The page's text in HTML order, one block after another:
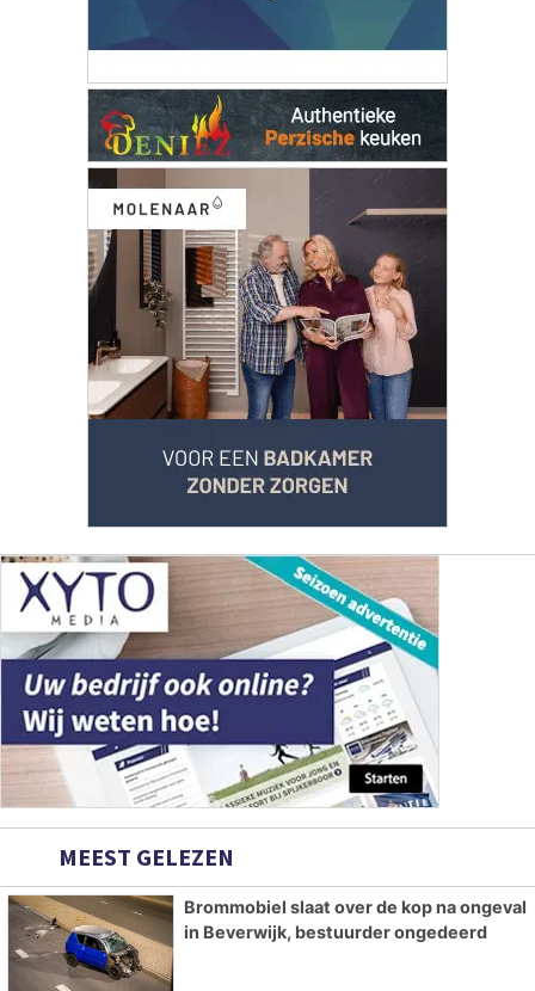
MEEST GELEZEN
Brommobiel slaat over de kop na ongeval
in Beverwijk, bestuurder ongedeerd